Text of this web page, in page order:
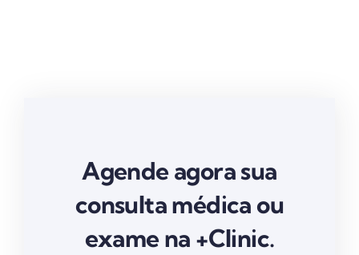
Agende agora sua
consulta médica ou
exame na +Clinic.